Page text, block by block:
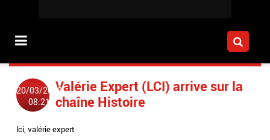
20/03/2008
08:21
Valérie Expert (LCI) arrive sur la
chaîne Histoire
lci,valérie expert